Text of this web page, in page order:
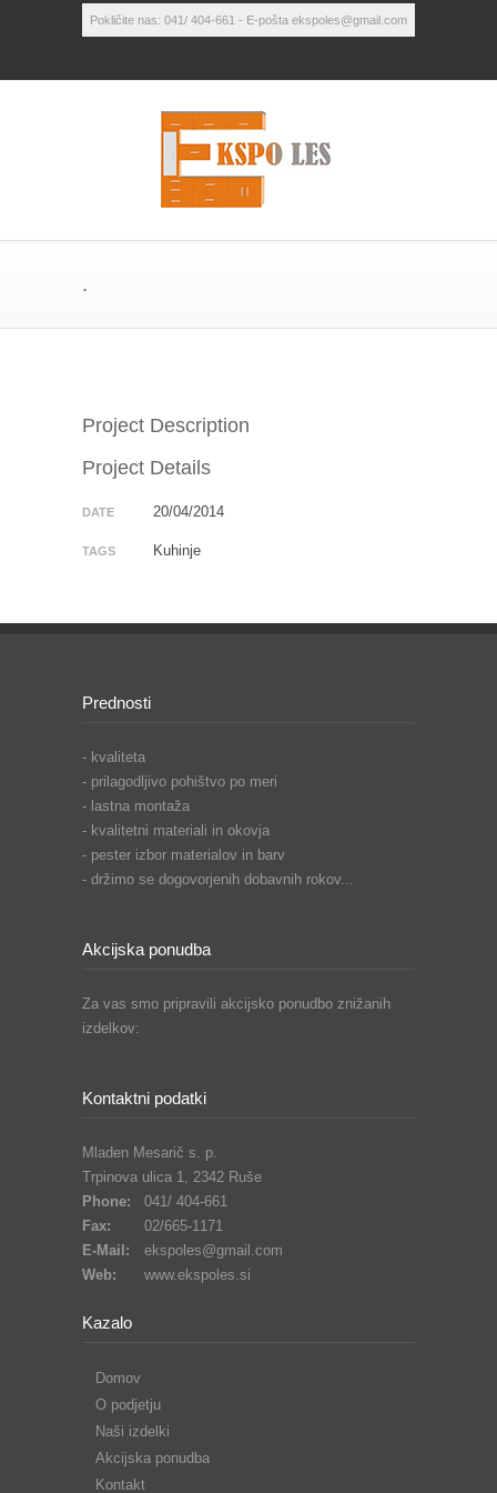
Pokličite nas: 041/ 404-661 - E-pošta ekspoles@gmail.com
.
Project Description
Project Details
DATE 20/04/2014
TAGS Kuhinje
Prednosti
- kvaliteta
- prilagodljivo pohištvo po meri
- lastna montaža
- kvalitetni materiali in okovja
- pester izbor materialov in barv
- držimo se dogovorjenih dobavnih rokov...
Akcijska ponudba
Za vas smo pripravili akcijsko ponudbo znižanih
izdelkov:
Kontaktni podatki
Mladen Mesarič s. p.
Trpinova ulica 1, 2342 Ruše
Phone:
041/ 404-661
Fax:
02/665-1171
E-Mail:
ekspoles@gmail.com
Web:
www.ekspoles.si
Kazalo
Domov
O podjetju
Naši izdelki
Akcijska ponudba
Kontakt